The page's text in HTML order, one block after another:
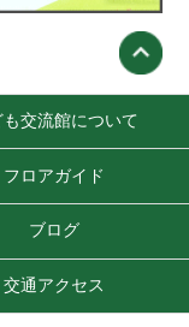
交流館について
フロアガイド
ブログ
交通アクセス